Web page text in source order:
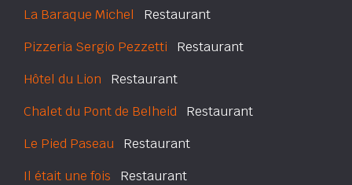
La Baraque Michel Restaurant
Pizzeria Sergio Pezzetti Restaurant
Hôtel du Lion Restaurant
Chalet du Pont de Belheid Restaurant
Le Pied Paseau Restaurant
Il était une fois Restaurant